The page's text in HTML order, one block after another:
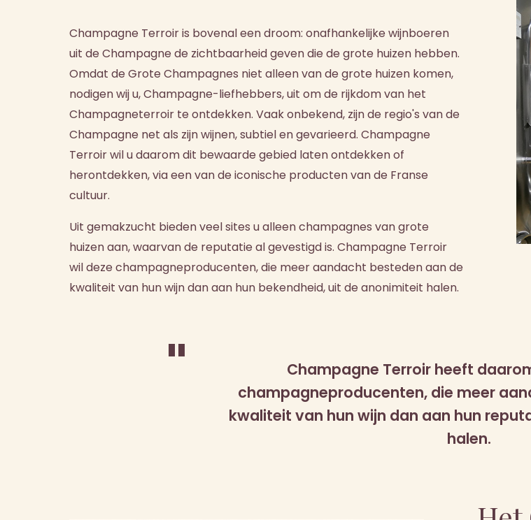
Champagne Terroir is bovenal een droom: onafhankelijke wijnboeren
uit de Champagne de zichtbaarheid geven die de grote huizen hebben.
Omdat de Grote Champagnes niet alleen van de grote huizen komen,
nodigen wij u, Champagne-liefhebbers, uit om de rijkdom van het
Champagneterroir te ontdekken. Vaak onbekend, zijn de regio's van de
Champagne net als zijn wijnen, subtiel en gevarieerd. Champagne
Terroir wil u daarom dit bewaarde gebied laten ontdekken of
herontdekken, via een van de iconische producten van de Franse
cultuur.
Uit gemakzucht bieden veel sites u alleen champagnes van grote
huizen aan, waarvan de reputatie al gevestigd is. Champagne Terroir
wil deze champagneproducenten, die meer aandacht besteden aan de
kwaliteit van hun wijn dan aan hun bekendheid, uit de anonimiteit halen.
"
Champagne Terroir heeft
champagneproducenten, die meer
kwaliteit van hun wijn dan aan hun
halen.